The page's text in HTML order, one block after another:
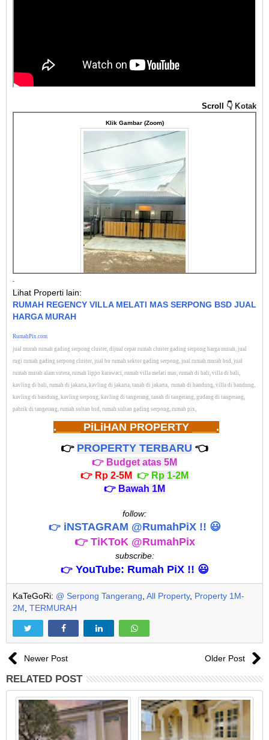
Scroll 👇 Kotak
Klik Gambar (Zoom)
-
Lihat Properti lain:
RUMAH REGENCY VILLA MELATI MAS SERPONG BSD JUAL
HARGA MURAH
RumahPix.com
jual murah rumah gading serpong cluster, dijual cepat rumah cluster gading serpong harga murah, jual
rugi rumah gading serpong cluster, jual bu rumah sektor gading serpong, jual rumah murah bsd, jual
rumah murah alam sutera, rumah lippo karawaci, rumah villa melati mas, rumah di bali, villa di bali,
kavling di bali, rumah di jakarta, kavling di jakarta, tanah di jakarta, rumah di bandung, villa di bandung,
kavling di bandung, kavling serpong, kavling di tangerang, tanah di tangerang, gudang di tangerang,
pabrik di tangerang, rumah sultan bsd, rumah sultan gading serpong, rumah pix,
.____ PiLiHAN PROPERTY ____.
👉 PROPERTY TERBARU 👈
👉 Budget atas 5M
👉 Rp 2-5M 👉 Rp 1-2M
👉 Bawah 1M
follow:
👉 iNSTAGRAM @RumahPiX !! 😃
👉 TiKToK @RumahPix
subscribe:
👉 YouTube: Rumah PiX !! 😃
KaTeGoRi: @ Serpong Tangerang All Property, Property 1M-
2M TERMURAH
Newer Post Older Post
RELATED POST